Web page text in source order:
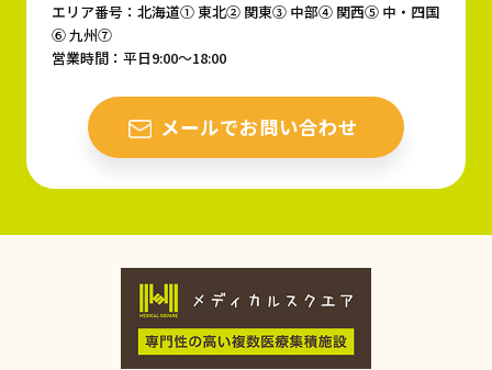
エリア番号：北海道① 東北② 関東③ 中部④ 関西⑤ 中・四国
⑥ 九州⑦
営業時間：平日9:00〜18:00
メールでお問い合わせ